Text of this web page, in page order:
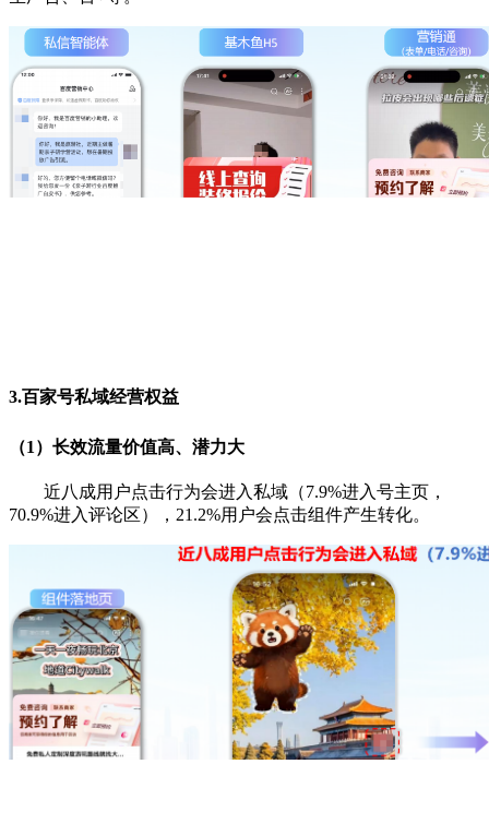
3.百家号私域经营权益
（1）长效流量价值高、潜力大
近八成用户点击行为会进入私域（7.9%进入号主页，
70.9%进入评论区），21.2%用户会点击组件产生转化。